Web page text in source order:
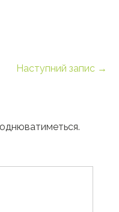
Наступний запис →